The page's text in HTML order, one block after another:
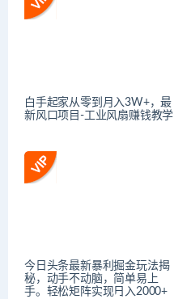
白手起家从零到月入3W+，最
新风口项目-工业风扇赚钱教学
今日头条最新暴利掘金玩法揭
秘，动手不动脑，简单易上
手。轻松矩阵实现日入2000+